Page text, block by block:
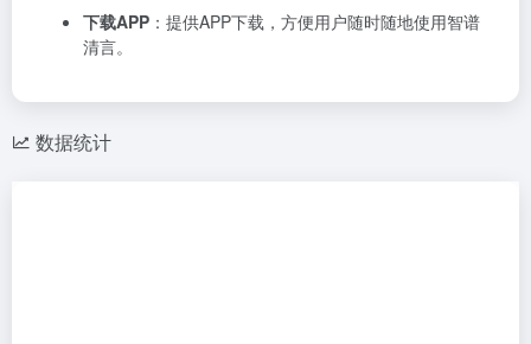
下载APP ：提供APP下载，方便用户随时随地使用智谱
清言。
数据统计